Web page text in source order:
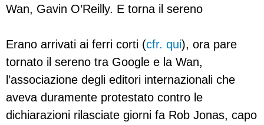
Wan, Gavin O’Reilly. E torna il sereno
Erano arrivati ai ferri corti (cfr. qui), ora pare
tornato il sereno tra Google e la Wan,
l’associazione degli editori internazionali che
aveva duramente protestato contro le
dichiarazioni rilasciate giorni fa Rob Jonas, capo